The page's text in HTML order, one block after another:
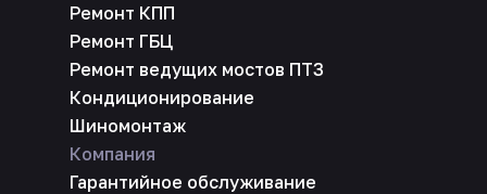
Ремонт КПП
Ремонт ГБЦ
Ремонт ведущих мостов ПТЗ
Кондиционирование
Шиномонтаж
Компания
Гарантийное обслуживание